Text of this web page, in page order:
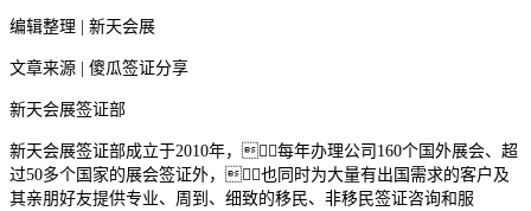
编辑整理 | 新天会展
文章来源 | 傻瓜签证分享
新天会展签证部
新天会展签证部成立于2010年，每年办理公司160个国外展会、超
过50多个国家的展会签证外，也同时为大量有出国需求的客户及
其亲朋好友提供专业、周到、细致的移民、非移民签证咨询和服